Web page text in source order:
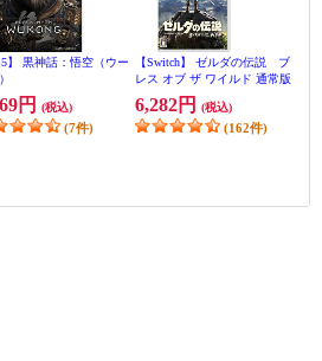
】 黒神話：悟空（ウー
円 (税込)
(7件)
【Switch】 ゼルダの伝説 ブ
レス オブ ザ ワイルド 通常版
6,282円 (税込)
(162件)